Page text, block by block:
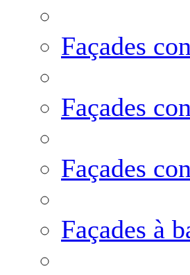
Façades
Façades
Façades
Façades à